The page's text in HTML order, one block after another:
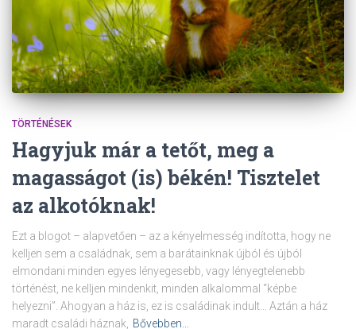
TÖRTÉNÉSEK
Hagyjuk már a tetőt, meg a
magasságot (is) békén! Tisztelet
az alkotóknak!
Ezt a blogot – alapvetően – az a kényelmesség indította, hogy ne
kelljen sem a családnak, sem a barátainknak újból és újból
elmondani minden egyes lényegesebb, vagy lényegtelenebb
történést, ne kelljen mindenkit, minden alkalommal “képbe
helyezni”. Ahogyan a ház is, ez is családinak indult… Aztán a ház
maradt családi háznak,
Bővebben…